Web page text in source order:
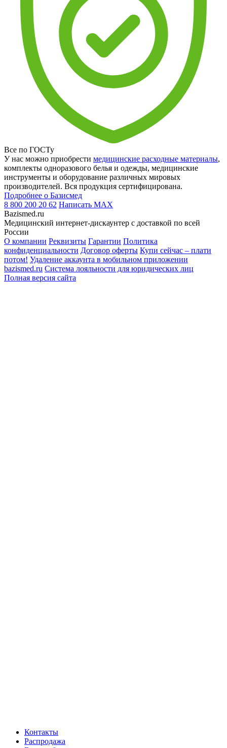
Все по ГОСТу
У нас можно приобрести медицинские расходные материалы,
комплекты одноразового белья и одежды, медицинские
инструменты и оборудование различных мировых
производителей. Вся продукция сертифицирована.
Подробнее о Базисмед
8 800 200 20 62 Написать MAX
Bazismed.ru
Медицинский интернет-дискаунтер с доставкой по всей
России
О компании Реквизиты Гарантии Политика
конфиденциальности Договор оферты Купи сейчас – плати
потом! Удаление аккаунта в мобильном приложении
bazismed.ru Система лояльности для юридических лиц
Полная версия сайта
Контакты
Распродажа